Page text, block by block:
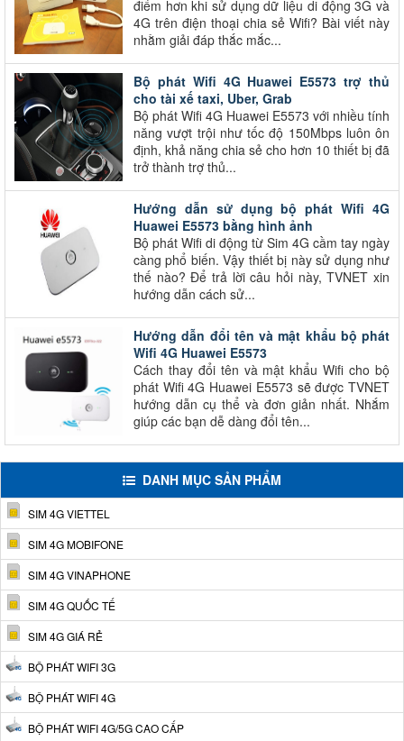
điểm hơn khi sử dụng dữ liệu di động 3G và
4G trên điện thoại chia sẻ Wifi? Bài viết này
nhằm giải đáp thắc mắc...
Bộ phát Wifi 4G Huawei E5573 trợ thủ
cho tài xế taxi, Uber, Grab
Bộ phát Wifi 4G Huawei E5573 với nhiều tính
năng vượt trội như tốc độ 150Mbps luôn ôn
định, khả năng chia sẻ cho hơn 10 thiết bị đã
trở thành trợ thủ...
Hướng dẫn sử dụng bộ phát Wifi 4G
Huawei E5573 bằng hình ảnh
Bộ phát Wifi di động từ Sim 4G cầm tay ngày
càng phổ biến. Vậy thiết bị này sử dụng như
thế nào? Để trả lời câu hỏi này, TVNET xin
hướng dẫn cách sử...
Hướng dẫn đổi tên và mật khẩu bộ phát
Wifi 4G Huawei E5573
Cách thay đổi tên và mật khẩu Wifi cho bộ
phát Wifi 4G Huawei E5573 sẽ được TVNET
hướng dẫn cụ thể và đơn giản nhất. Nhắm
giúp các bạn dễ dàng đổi tên...
DANH MỤC SẢN PHẨM
SIM 4G VIETTEL
SIM 4G MOBIFONE
SIM 4G VINAPHONE
SIM 4G QUỐC TẾ
SIM 4G GIÁ RẺ
BỘ PHÁT WIFI 3G
BỘ PHÁT WIFI 4G
BỘ PHÁT WIFI 4G/5G CAO CẤP